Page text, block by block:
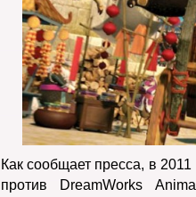
Как сообщает пресса, в
против DreamWorks